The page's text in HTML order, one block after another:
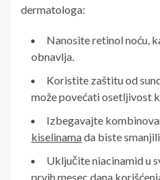
dermatologa:
Nanosite retinol noću,
obnavlja.
Koristite zaštitu od
može povećati osetljivost
Izbegavajte
kiselinamada biste
Uključite niacinamid u
prvih mesec dana